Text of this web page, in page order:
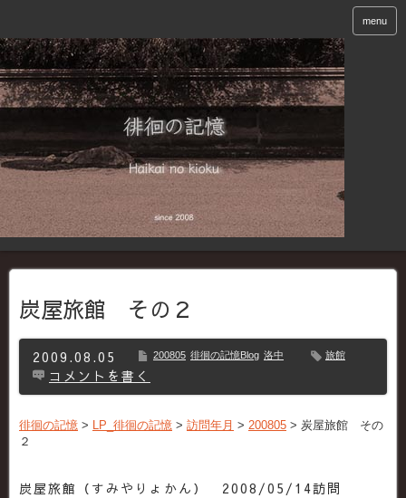
menu
炭屋旅館 その２
2009.08.05 200805 徘徊の記憶Blog 洛中 旅館
コメントを書く
徘徊の記憶 > LP_徘徊の記憶 > 訪問年月 > 200805 > 炭屋旅館 その
２
炭屋旅館（すみやりょかん） 2008/05/14訪問